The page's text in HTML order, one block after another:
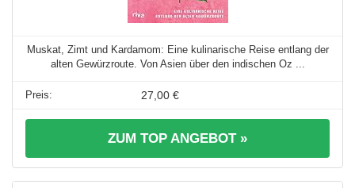
Muskat, Zimt und Kardamom: Eine kulinarische Reise entlang der
alten Gewürzroute. Von Asien über den indischen Oz ...
27,00 €
ZUM TOP ANGEBOT »